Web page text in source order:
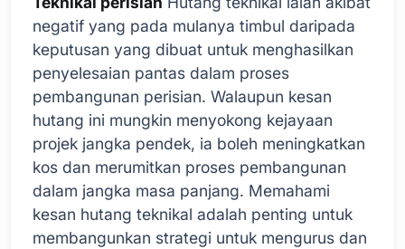
negatif yang pada mulanya timbul daripada
keputusan yang dibuat untuk menghasilkan
penyelesaian pantas dalam proses
pembangunan perisian. Walaupun kesan
hutang ini mungkin menyokong kejayaan
projek jangka pendek, ia boleh meningkatkan
kos dan merumitkan proses pembangunan
dalam jangka masa panjang. Memahami
kesan hutang teknikal adalah penting untuk
membangunkan strategi untuk mengurus dan